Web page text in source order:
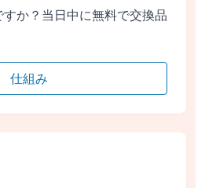
か？当日中に無料で交換品
仕組み